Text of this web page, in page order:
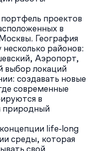
проектов
в
География
несколько районов:
Аэропорт,
выбор локаций
создавать новые
современные
в
природный
life‑long
среды, которая
свой